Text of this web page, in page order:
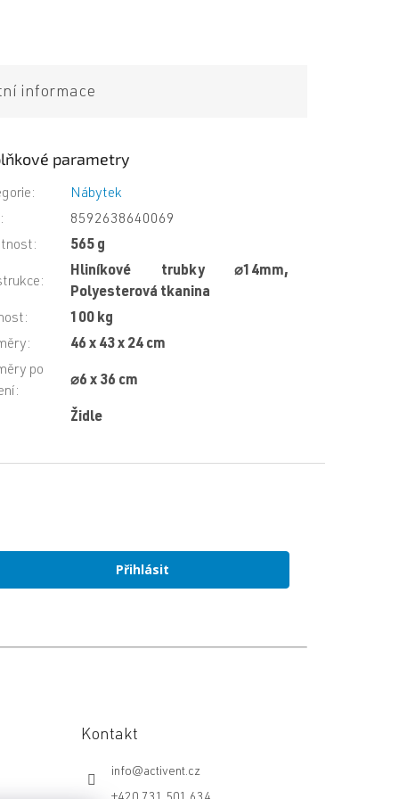
informace
parametry
:
Nábytek
:
8592638640069
: 565 g
:
Hliníkové trubky ⌀14mm,
Polyesterová tkanina
:
100 kg
:
46 x 43 x 24 cm
po
:
⌀6 x 36 cm
Židle
Přihlásit
Kontakt
info@activent.cz